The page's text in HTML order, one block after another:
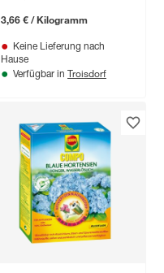
3,66 € / Kilogramm
Keine Lieferung nach
Hause
Verfügbar in Troisdorf